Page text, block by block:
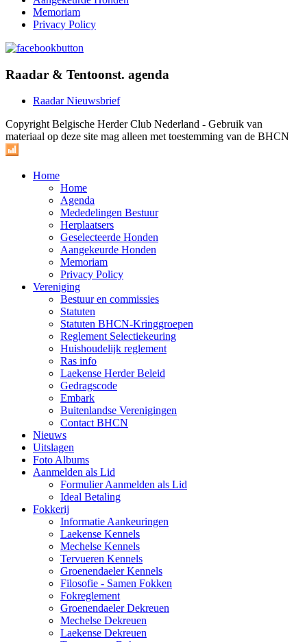
Memoriam
Privacy Policy
Raadar & Tentoonst. agenda
Raadar Nieuwsbrief
Copyright Belgische Herder Club Nederland - Gebruik van
materiaal op deze site mag alleen met toestemming van de BHCN
Home
Home
Agenda
Mededelingen Bestuur
Herplaatsers
Geselecteerde Honden
Aangekeurde Honden
Memoriam
Privacy Policy
Vereniging
Bestuur en commissies
Statuten
Statuten BHCN-Kringgroepen
Reglement Selectiekeuring
Huishoudelijk reglement
Ras info
Laekense Herder Beleid
Gedragscode
Embark
Buitenlandse Verenigingen
Contact BHCN
Nieuws
Uitslagen
Foto Albums
Aanmelden als Lid
Formulier Aanmelden als Lid
Ideal Betaling
Fokkerij
Informatie Aankeuringen
Laekense Kennels
Mechelse Kennels
Tervueren Kennels
Groenendaeler Kennels
Filosofie - Samen Fokken
Fokreglement
Groenendaeler Dekreuen
Mechelse Dekreuen
Laekense Dekreuen